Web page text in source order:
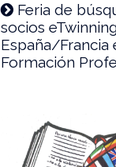
Feria de
socios eTwinning
España/Francia
Formación